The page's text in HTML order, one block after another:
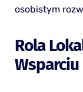
osobistym
Rola